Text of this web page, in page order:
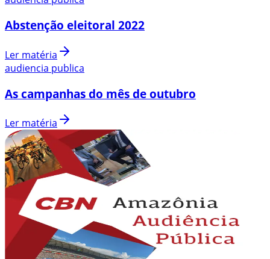
Abstenção eleitoral 2022
Ler matéria
audiencia publica
As campanhas do mês de outubro
Ler matéria